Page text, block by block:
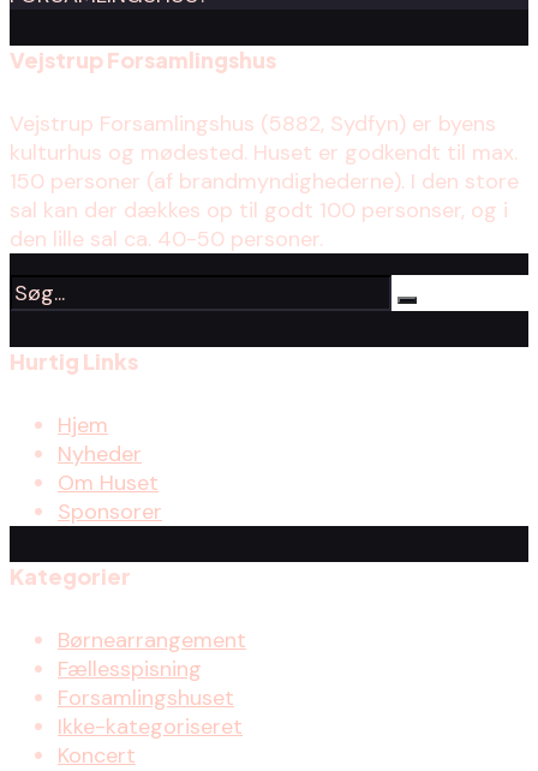
Vejstrup Forsamlingshus
Vejstrup Forsamlingshus (5882, Sydfyn) er byens
kulturhus og mødested. Huset er godkendt til max.
150 personer (af brandmyndighederne). I den store
sal kan der dækkes op til godt 100 personser, og i
den lille sal ca. 40-50 personer.
Hurtig Links
Hjem
Nyheder
Om Huset
Sponsorer
Kategorier
Børnearrangement
Fællesspisning
Forsamlingshuset
Ikke-kategoriseret
Koncert